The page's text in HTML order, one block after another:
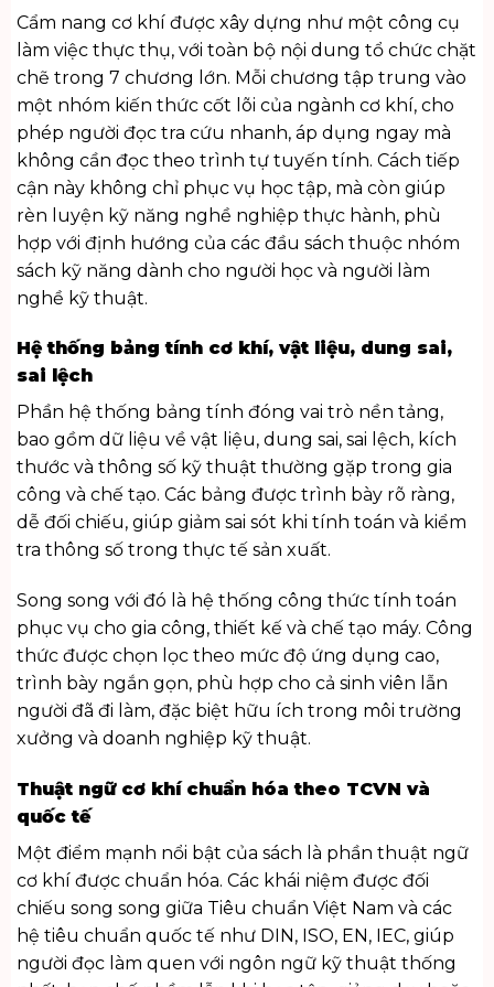
Cẩm nang cơ khí được xây dựng như một công cụ
làm việc thực thụ, với toàn bộ nội dung tổ chức chặt
chẽ trong 7 chương lớn. Mỗi chương tập trung vào
một nhóm kiến thức cốt lõi của ngành cơ khí, cho
phép người đọc tra cứu nhanh, áp dụng ngay mà
không cần đọc theo trình tự tuyến tính. Cách tiếp
cận này không chỉ phục vụ học tập, mà còn giúp
rèn luyện kỹ năng nghề nghiệp thực hành, phù
hợp với định hướng của các đầu sách thuộc nhóm
sách kỹ năng dành cho người học và người làm
nghề kỹ thuật.
Hệ thống bảng tính cơ khí, vật liệu, dung sai,
sai lệch
Phần hệ thống bảng tính đóng vai trò nền tảng,
bao gồm dữ liệu về vật liệu, dung sai, sai lệch, kích
thước và thông số kỹ thuật thường gặp trong gia
công và chế tạo. Các bảng được trình bày rõ ràng,
dễ đối chiếu, giúp giảm sai sót khi tính toán và kiểm
tra thông số trong thực tế sản xuất.
Song song với đó là hệ thống công thức tính toán
phục vụ cho gia công, thiết kế và chế tạo máy. Công
thức được chọn lọc theo mức độ ứng dụng cao,
trình bày ngắn gọn, phù hợp cho cả sinh viên lẫn
người đã đi làm, đặc biệt hữu ích trong môi trường
xưởng và doanh nghiệp kỹ thuật.
Thuật ngữ cơ khí chuẩn hóa theo TCVN và
quốc tế
Một điểm mạnh nổi bật của sách là phần thuật ngữ
cơ khí được chuẩn hóa. Các khái niệm được đối
chiếu song song giữa Tiêu chuẩn Việt Nam và các
hệ tiêu chuẩn quốc tế như DIN, ISO, EN, IEC, giúp
người đọc làm quen với ngôn ngữ kỹ thuật thống